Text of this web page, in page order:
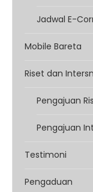
Jadwal E-
Mobile Bareta
Riset dan
Pengajuan
Pengajuan
Testimoni
Pengaduan